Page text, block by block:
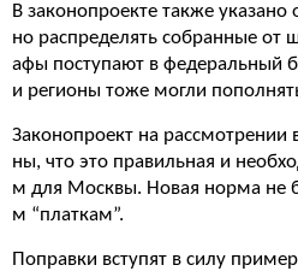
В законопроекте также
но распределять собранные от
афы поступают в федеральный
и регионы тоже могли
Законопроект на рассмотрении
ны, что это правильная и
м для Москвы. Новая норма не
м “платкам”.
Поправки вступят в силу